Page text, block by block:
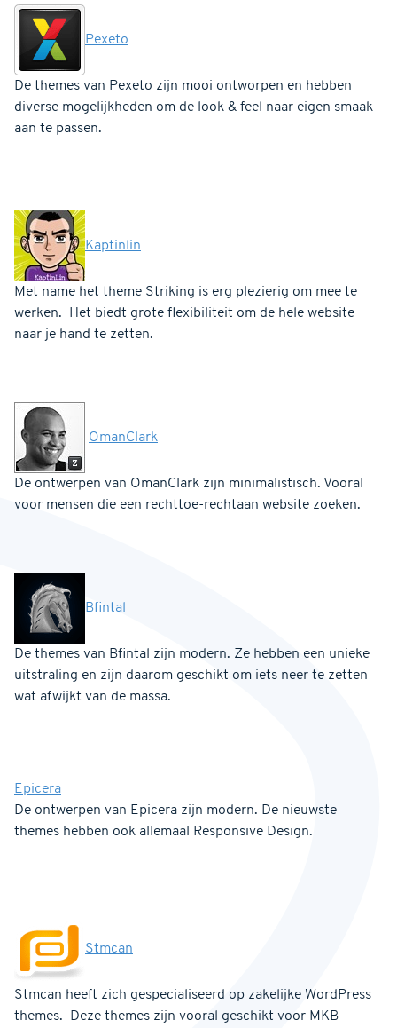
Pexeto
De themes van Pexeto zijn mooi ontworpen en hebben
diverse mogelijkheden om de look & feel naar eigen smaak
aan te passen.
Kaptinlin
Met name het theme Striking is erg plezierig om mee te
werken. Het biedt grote flexibiliteit om de hele website
naar je hand te zetten.
OmanClark
De ontwerpen van OmanClark zijn minimalistisch. Vooral
voor mensen die een rechttoe-rechtaan website zoeken.
Bfintal
De themes van Bfintal zijn modern. Ze hebben een unieke
uitstraling en zijn daarom geschikt om iets neer te zetten
wat afwijkt van de massa.
Epicera
De ontwerpen van Epicera zijn modern. De nieuwste
themes hebben ook allemaal Responsive Design.
Stmcan
Stmcan heeft zich gespecialiseerd op zakelijke WordPress
themes. Deze themes zijn vooral geschikt voor MKB